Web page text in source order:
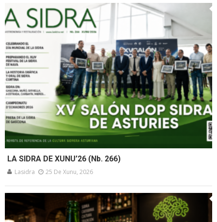
LA SIDRA DE XUNU’26 (Nb. 266)
Lasidra 25 De Xunu, 2026